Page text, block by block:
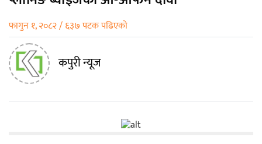
फागुन १, २०८२ / ६३७ पटक पढिएको
कपुरी न्यूज